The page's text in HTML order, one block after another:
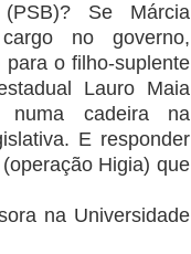
Se Márcia
no governo,
o filho-suplente
Lauro Maia
numa cadeira na
E responder
Higia) que
na Universidade